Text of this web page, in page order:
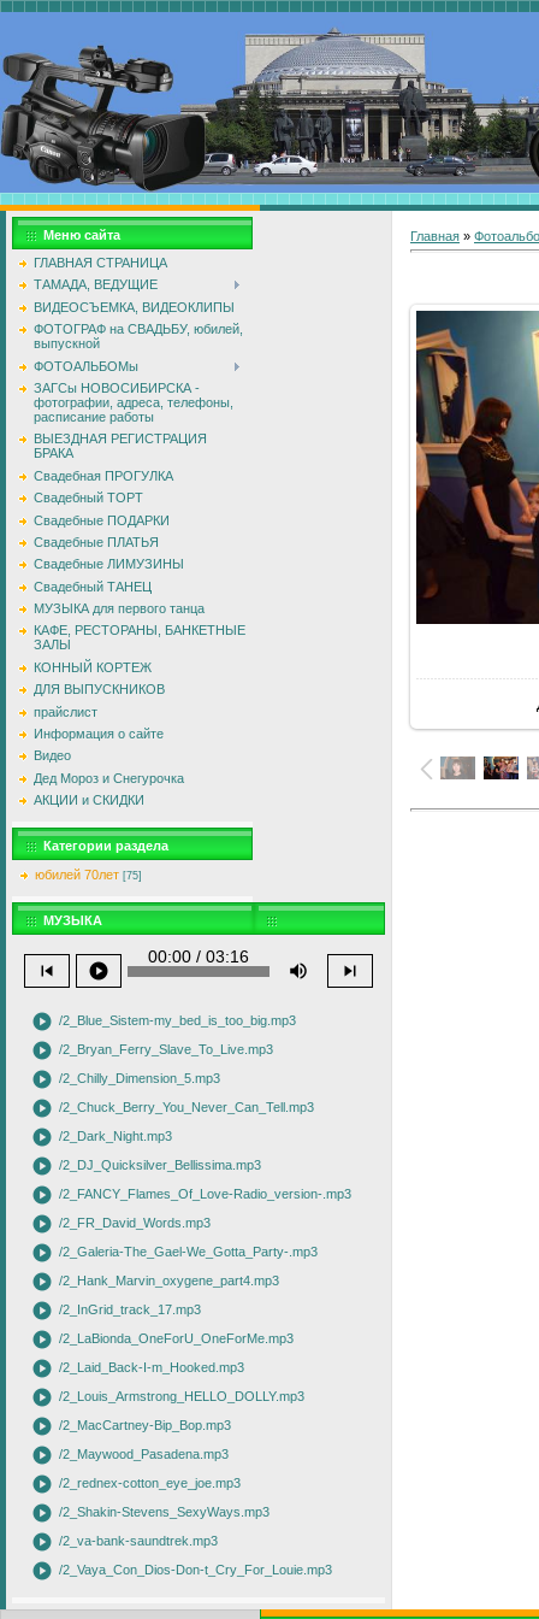
Меню сайта
ГЛАВНАЯ СТРАНИЦА
ТАМАДА, ВЕДУЩИЕ
ВИДЕОСЪЕМКА, ВИДЕОКЛИПЫ
ФОТОГРАФ на СВАДЬБУ, юбилей,
выпускной
ФОТОАЛЬБОМы
ЗАГСы НОВОСИБИРСКА -
фотографии, адреса, телефоны,
расписание работы
ВЫЕЗДНАЯ РЕГИСТРАЦИЯ
БРАКА
Свадебная ПРОГУЛКА
Свадебный ТОРТ
Свадебные ПОДАРКИ
Свадебные ПЛАТЬЯ
Свадебные ЛИМУЗИНЫ
Свадебный ТАНЕЦ
МУЗЫКА для первого танца
КАФЕ, РЕСТОРАНЫ, БАНКЕТНЫЕ
ЗАЛЫ
КОННЫЙ КОРТЕЖ
ДЛЯ ВЫПУСКНИКОВ
прайслист
Информация о сайте
Видео
Дед Мороз и Снегурочка
АКЦИИ и СКИДКИ
Категории раздела
юбилей 70лет [75]
МУЗЫКА
skip_previous play_circle
00:00 / 03:16
volume_up skip_next
play_circle /2_Blue_Sistem-my_bed_is_too_big.mp3
play_circle /2_Bryan_Ferry_Slave_To_Live.mp3
play_circle /2_Chilly_Dimension_5.mp3
play_circle /2_Chuck_Berry_You_Never_Can_Tell.mp3
play_circle /2_Dark_Night.mp3
play_circle /2_DJ_Quicksilver_Bellissima.mp3
play_circle /2_FANCY_Flames_Of_Love-Radio_version-.mp3
play_circle /2_FR_David_Words.mp3
play_circle /2_Galeria-The_Gael-We_Gotta_Party-.mp3
play_circle /2_Hank_Marvin_oxygene_part4.mp3
play_circle /2_InGrid_track_17.mp3
play_circle /2_LaBionda_OneForU_OneForMe.mp3
play_circle /2_Laid_Back-I-m_Hooked.mp3
play_circle /2_Louis_Armstrong_HELLO_DOLLY.mp3
play_circle /2_MacCartney-Bip_Bop.mp3
play_circle /2_Maywood_Pasadena.mp3
play_circle /2_rednex-cotton_eye_joe.mp3
play_circle /2_Shakin-Stevens_SexyWays.mp3
play_circle /2_va-bank-saundtrek.mp3
play_circle /2_Vaya_Con_Dios-Don-t_Cry_For_Louie.mp3
Главная »